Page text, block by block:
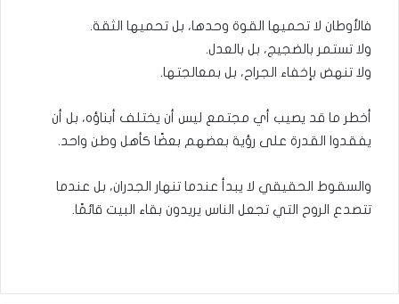
فالأوطان لا تحميها القوة وحدها، بل تحميها الثقة.
ولا تستمر بالضجيج، بل بالعدل.
ولا تنهض بإخفاء الجراح، بل بمعالجتها.
أخطر ما قد يصيب أي مجتمع ليس أن يختلف أبناؤه، بل أن
يفقدوا القدرة على رؤية بعضهم بعضًا كأهل وطن واحد.
والسقوط الحقيقي لا يبدأ عندما تنهار الجدران، بل عندما
تتصدع الروح التي تجعل الناس يريدون بقاء البيت قائمًا.